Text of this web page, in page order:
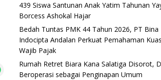
439 Siswa Santunan Anak Yatim Tahunan
Borcess Ashokal Hajar
Bedah Tuntas PMK 44 Tahun 2026, PT Bina
Indocipta Andalan Perkuat Pemahaman
Wajib Pajak
Rumah Retret Biara Kana Salatiga Disorot,
Beroperasi sebagai Penginapan Umum